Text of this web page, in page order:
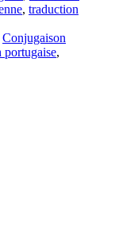
, traduction
Conjugaison
portugaise,